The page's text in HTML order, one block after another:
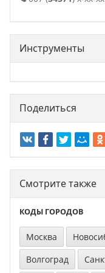
Инструменты
Поделиться
Смотрите также
КОДЫ ГОРОДОВ
Москва
Волгоград